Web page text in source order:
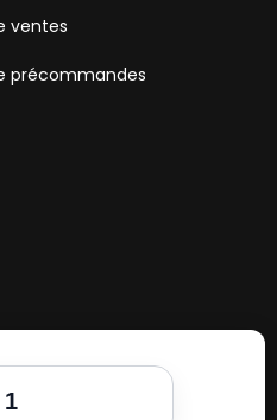
ventes
précommandes